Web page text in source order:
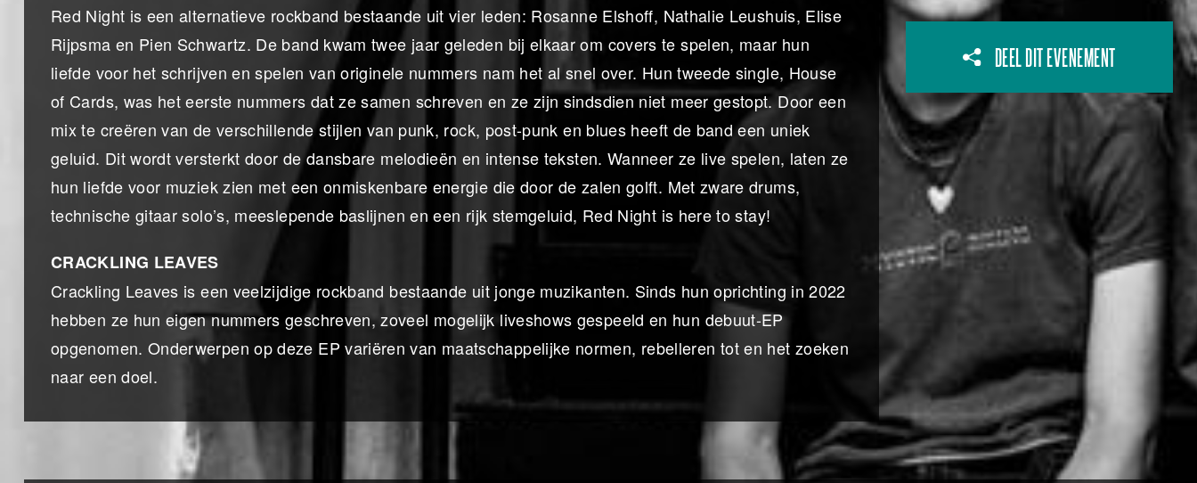
Red Night is een alternatieve rockband bestaande uit vier leden: Rosanne Elshoff, Nathalie Leushuis, Elise
Rijpsma en Pien Schwartz. De band kwam twee jaar geleden bij elkaar om covers te spelen, maar hun
liefde voor het schrijven en spelen van originele nummers nam het al snel over. Hun tweede single, House
of Cards, was het eerste nummers dat ze samen schreven en ze zijn sindsdien niet meer gestopt. Door een
mix te creëren van de verschillende stijlen van punk, rock, post-punk en blues heeft de band een uniek
geluid. Dit wordt versterkt door de dansbare melodieën en intense teksten. Wanneer ze live spelen, laten ze
hun liefde voor muziek zien met een onmiskenbare energie die door de zalen golft. Met zware drums,
technische gitaar solo’s, meeslepende baslijnen en een rijk stemgeluid, Red Night is here to stay!
CRACKLING LEAVES
Crackling Leaves is een veelzijdige rockband bestaande uit jonge muzikanten. Sinds hun oprichting in 2022
hebben ze hun eigen nummers geschreven, zoveel mogelijk liveshows gespeeld en hun debuut-EP
opgenomen. Onderwerpen op deze EP variëren van maatschappelijke normen, rebelleren tot en het zoeken
naar een doel.
DEEL DIT EVENEMENT